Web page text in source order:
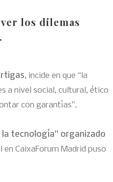
los dilemas
, incide en que “la
a nivel social, cultural, ético
con garantías”.
la tecnología” organizado
en CaixaForum Madrid puso